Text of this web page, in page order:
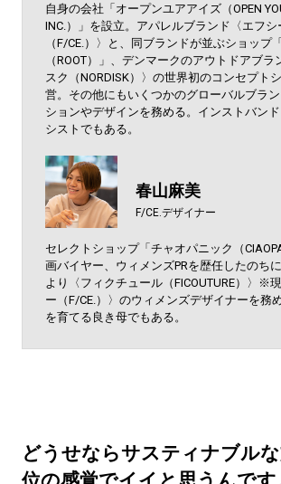
自身の会社「オープンユアアイズ（OPEN
INC.）」を設立。アパレルブランド〈エフシ
（F/CE.）〉と、同ブランドが並ぶショップ
（ROOT）」、デンマークのアウトドアブラ
スク（NORDISK）〉の世界初のコンセプト
営。その他にもいくつかのグローバルブラ
ションやデザインを務める。インストバン
シストでもある。
春山麻美
F/CE.デザイナー
セレクトショップ「チャオパニック（
画バイヤー、ウィメンズPRを歴任したのち
より〈フィクチュール（FICOUTURE）〉※
ー（F/CE.）〉のウィメンズデザイナーを務
を育てる良き母でもある。
どうせならサスティナブル